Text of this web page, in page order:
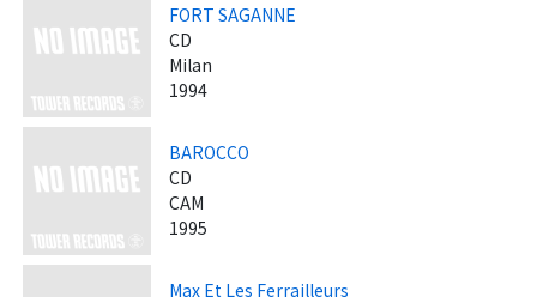
FORT SAGANNE
CD
Milan
1994
BAROCCO
CD
CAM
1995
Max Et Les Ferrailleurs